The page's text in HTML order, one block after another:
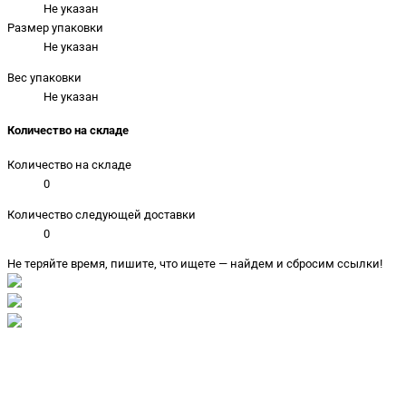
Не указан
Размер упаковки
Не указан
Вес упаковки
Не указан
Количество на складе
Количество на складе
0
Количество следующей доставки
0
Не теряйте время, пишите, что ищете — найдем и сбросим ссылки!